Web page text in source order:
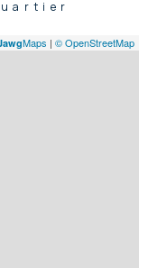
Maps | © OpenStreetMap